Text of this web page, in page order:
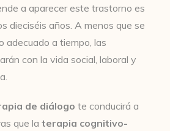
a aparecer este trastorno es
dieciséis años. A menos que se
adecuado a tiempo, las
con la vida social, laboral y
de diálogo te conducirá a
que la terapia cognitivo-